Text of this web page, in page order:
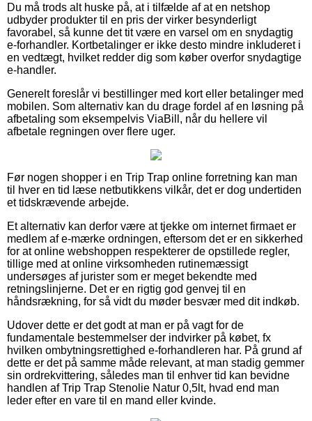
Du må trods alt huske på, at i tilfælde af at en netshop
udbyder produkter til en pris der virker besynderligt
favorabel, så kunne det tit være en varsel om en snydagtig
e-forhandler. Kortbetalinger er ikke desto mindre inkluderet i
en vedtægt, hvilket redder dig som køber overfor snydagtige
e-handler.
Generelt foreslår vi bestillinger med kort eller betalinger med
mobilen. Som alternativ kan du drage fordel af en løsning på
afbetaling som eksempelvis ViaBill, når du hellere vil
afbetale regningen over flere uger.
Før nogen shopper i en Trip Trap online forretning kan man
til hver en tid læse netbutikkens vilkår, det er dog undertiden
et tidskrævende arbejde.
Et alternativ kan derfor være at tjekke om internet firmaet er
medlem af e-mærke ordningen, eftersom det er en sikkerhed
for at online webshoppen respekterer de opstillede regler,
tillige med at online virksomheden rutinemæssigt
undersøges af jurister som er meget bekendte med
retningslinjerne. Det er en rigtig god genvej til en
håndsrækning, for så vidt du møder besvær med dit indkøb.
Udover dette er det godt at man er på vagt for de
fundamentale bestemmelser der indvirker på købet, fx
hvilken ombytningsrettighed e-forhandleren har. På grund af
dette er det på samme måde relevant, at man stadig gemmer
sin ordrekvittering, således man til enhver tid kan bevidne
handlen af Trip Trap Stenolie Natur 0,5lt, hvad end man
leder efter en vare til en mand eller kvinde.